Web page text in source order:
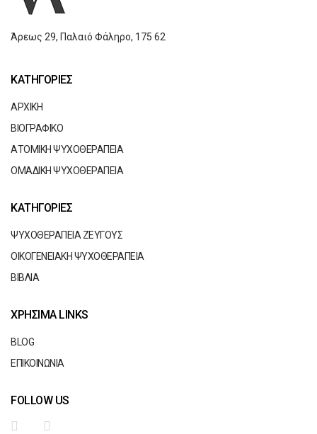
Άρεως 29, Παλαιό Φάληρο, 175 62
ΚΑΤΗΓΟΡΙΕΣ
ΑΡΧΙΚΗ
ΒΙΟΓΡΑΦΙΚΟ
ΑΤΟΜΙΚΗ ΨΥΧΟΘΕΡΑΠΕΙΑ
ΟΜΑΔΙΚΗ ΨΥΧΟΘΕΡΑΠΕΙΑ
ΚΑΤΗΓΟΡΙΕΣ
ΨΥΧΟΘΕΡΑΠΕΙΑ ΖΕΥΓΟΥΣ
ΟΙΚΟΓΕΝΕΙΑΚΗ ΨΥΧΟΘΕΡΑΠΕΙΑ
ΒΙΒΛΙΑ
ΧΡΗΣΙΜΑ LINKS
BLOG
ΕΠΙΚΟΙΝΩΝΙΑ
FOLLOW US